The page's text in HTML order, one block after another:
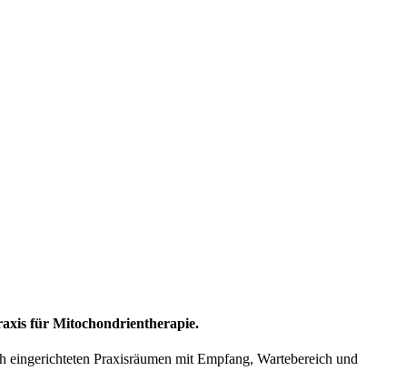
für Mitochondrientherapie.
Praxisräumen mit Empfang, Wartebereich und